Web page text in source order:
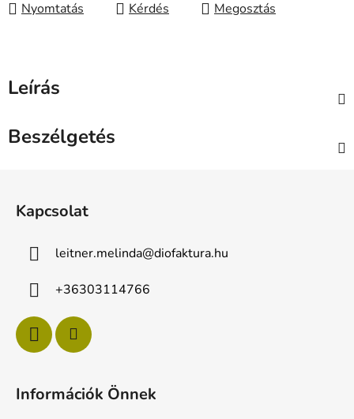
Nyomtatás Kérdés Megosztás
Leírás
Beszélgetés
Kapcsolat
leitner.melinda@diofaktura.hu
+36303114766
Információk Önnek